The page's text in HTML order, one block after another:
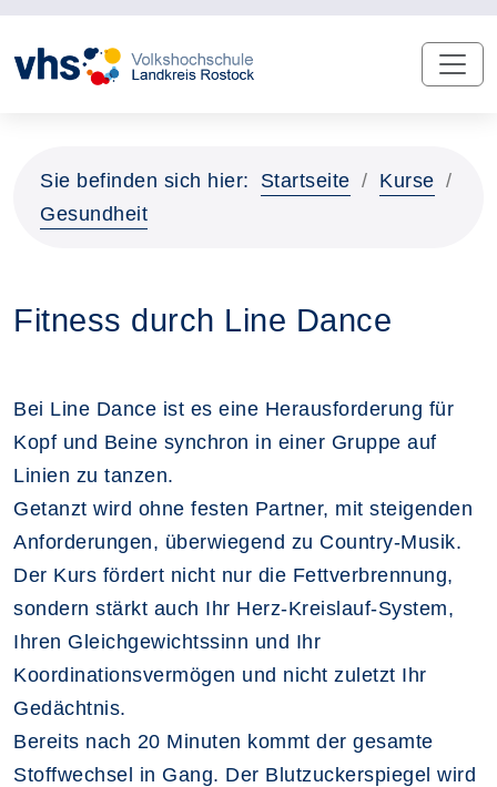
Sie befinden sich hier: Startseite
Kurse
Gesundheit
Fitness durch Line Dance
Bei Line Dance ist es eine Herausforderung für
Kopf und Beine synchron in einer Gruppe auf
Linien zu tanzen.
Getanzt wird ohne festen Partner, mit steigenden
Anforderungen, überwiegend zu Country-Musik.
Der Kurs fördert nicht nur die Fettverbrennung,
sondern stärkt auch Ihr Herz-Kreislauf-System,
Ihren Gleichgewichtssinn und Ihr
Koordinationsvermögen und nicht zuletzt Ihr
Gedächtnis.
Bereits nach 20 Minuten kommt der gesamte
Stoffwechsel in Gang. Der Blutzuckerspiegel wird